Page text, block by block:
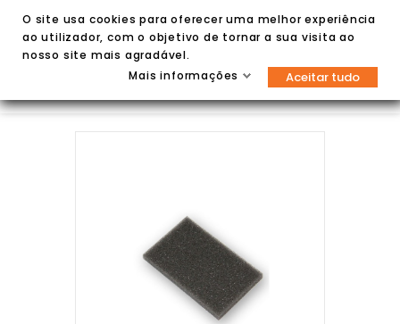

O site usa cookies para oferecer uma melhor experiência
ao utilizador, com o objetivo de tornar a sua visita ao
nosso site mais agradável.
Mais informações
Aceitar tudo